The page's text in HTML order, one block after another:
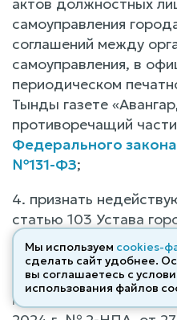
самоуправления
соглашений между
самоуправления, в
периодическом
Тынды газете
противоречащий
Федерального
№131-ФЗ;
4. признать
статью 103 Устава
декабря 2014 г. № 42-
решением
декабря 2014 г.
нормативных правовых
Мы используем cookies-
сделать сайт удобнее.
вы соглашаетесь с
использования файлов